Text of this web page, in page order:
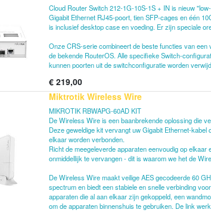
Cloud Router Switch 212-1G-10S-1S + IN is nieuw
Gigabit Ethernet RJ45-poort, tien SFP-cages en één
is inclusief desktop case en voeding. Er zijn speciale
Onze CRS-serie combineert de beste functies van
de bekende RouterOS. Alle specifieke Switch-
kunnen poorten uit de switchconfiguratie worden
€ 219,00
Miktrotik Wireless Wire
MIKROTIK RBWAPG-60AD KIT
De Wireless Wire is een baanbrekende oplossing die
Deze geweldige kit vervangt uw Gigabit Ethernet-
elkaar worden verbonden.
Richt de meegeleverde apparaten eenvoudig op
onmiddellijk te vervangen - dit is waarom we het de
De Wireless Wire maakt veilige AES gecodeerde 60
spectrum en biedt een stabiele en snelle verbinding
apparaten die al aan elkaar zijn gekoppeld, een
om de apparaten binnenshuis te gebruiken. De link